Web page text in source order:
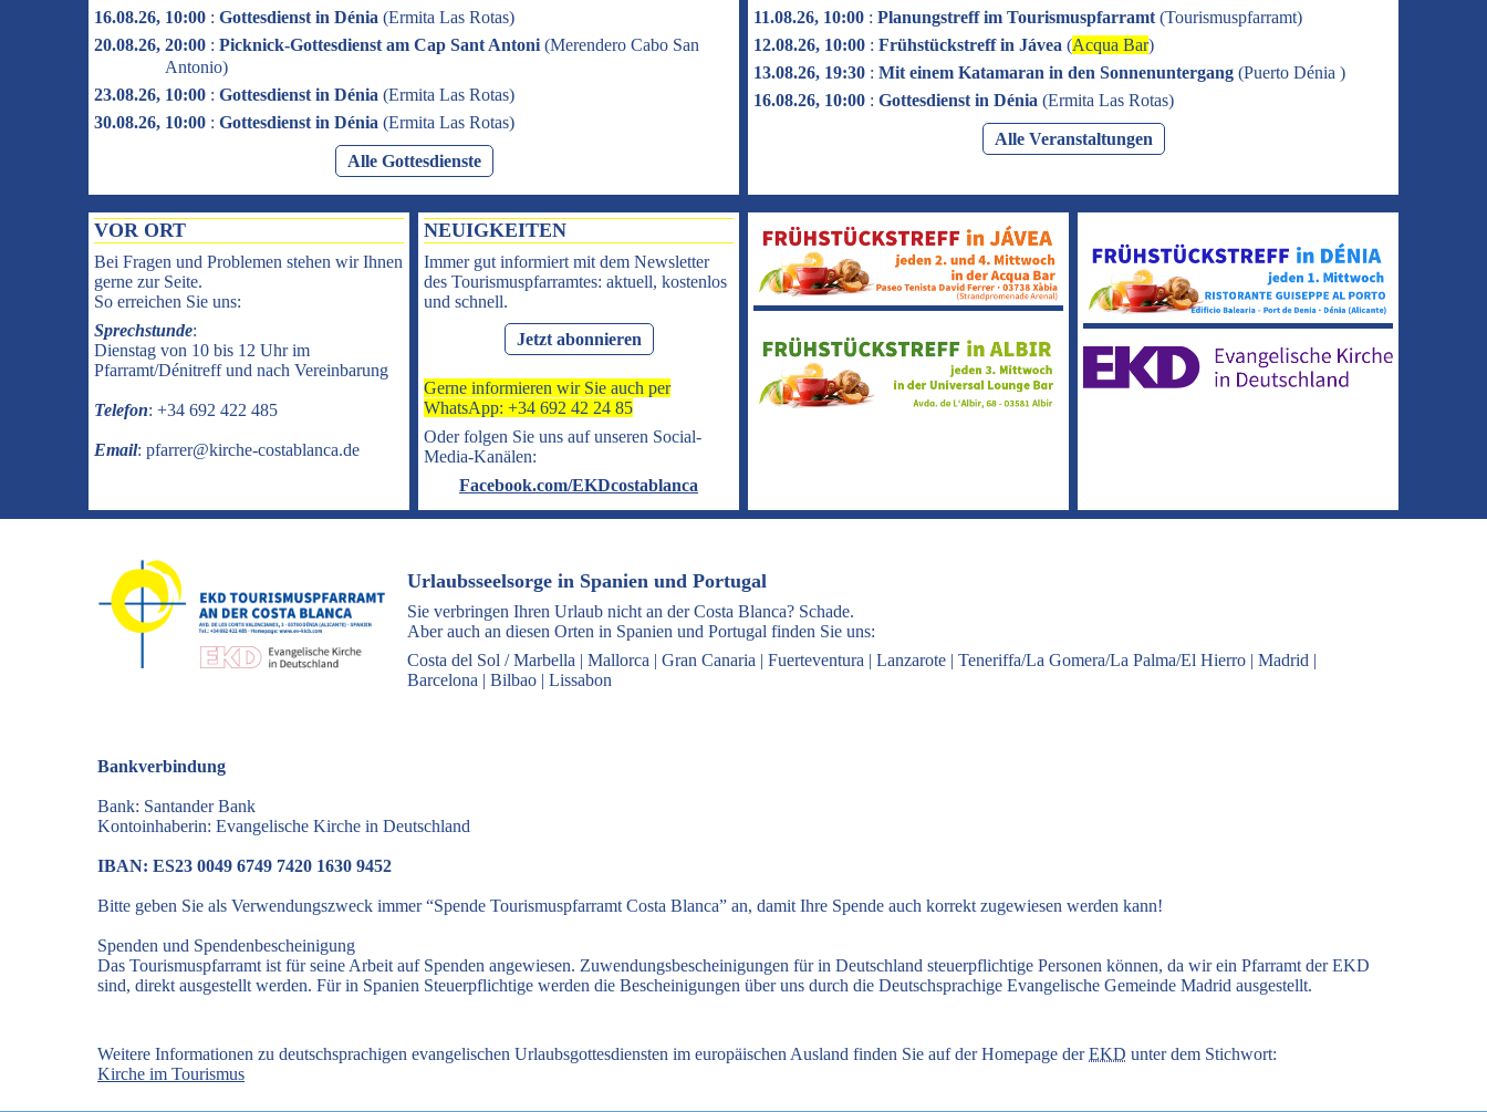
16.08.26, 10:00 : Gottesdienst in Dénia (Ermita Las Rotas)
20.08.26, 20:00 : Picknick-Gottesdienst am Cap Sant Antoni (Merendero Cabo San
Antonio)
23.08.26, 10:00 : Gottesdienst in Dénia (Ermita Las Rotas)
30.08.26, 10:00 : Gottesdienst in Dénia (Ermita Las Rotas)
Alle Gottesdienste
11.08.26, 10:00 : Planungstreff im Tourismuspfarramt (Tourismuspfarramt)
12.08.26, 10:00 : Frühstückstreff in Jávea (Acqua Bar)
13.08.26, 19:30 : Mit einem Katamaran in den Sonnenuntergang (Puerto Dénia )
16.08.26, 10:00 : Gottesdienst in Dénia (Ermita Las Rotas)
Alle Veranstaltungen
VOR ORT
Bei Fragen und Problemen stehen wir Ihnen
gerne zur Seite.
So erreichen Sie uns:
Sprechstunde:
Dienstag von 10 bis 12 Uhr im
Pfarramt/Dénitreff und nach Vereinbarung
Telefon: +34 692 422 485
Email: pfarrer@kirche-costablanca.de
NEUIGKEITEN
Immer gut informiert mit dem Newsletter
des Tourismuspfarramtes: aktuell, kostenlos
und schnell.
Jetzt abonnieren
Gerne informieren wir Sie auch per
WhatsApp: +34 692 42 24 85
Oder folgen Sie uns auf unseren Social-
Media-Kanälen:
Facebook.com/EKDcostablanca
Urlaubsseelsorge in Spanien und Portugal
Sie verbringen Ihren Urlaub nicht an der Costa Blanca? Schade.
Aber auch an diesen Orten in Spanien und Portugal finden Sie uns:
Costa del Sol / Marbella | Mallorca | Gran Canaria | Fuerteventura | Lanzarote | Teneriffa/La Gomera/La Palma/El Hierro | Madrid |
Barcelona | Bilbao | Lissabon
Bankverbindung
Bank: Santander Bank
Kontoinhaberin: Evangelische Kirche in Deutschland
IBAN: ES23 0049 6749 7420 1630 9452
Bitte geben Sie als Verwendungszweck immer “Spende Tourismuspfarramt Costa Blanca” an, damit Ihre Spende auch korrekt zugewiesen werden kann!
Spenden und Spendenbescheinigung
Das Tourismuspfarramt ist für seine Arbeit auf Spenden angewiesen. Zuwendungsbescheinigungen für in Deutschland steuerpflichtige Personen können, da wir ein Pfarramt der EKD
sind, direkt ausgestellt werden. Für in Spanien Steuerpflichtige werden die Bescheinigungen über uns durch die Deutschsprachige Evangelische Gemeinde Madrid ausgestellt.
Weitere Informationen zu deutschsprachigen evangelischen Urlaubsgottesdiensten im europäischen Ausland finden Sie auf der Homepage derEKD unter dem Stichwort:
Kirche im Tourismus